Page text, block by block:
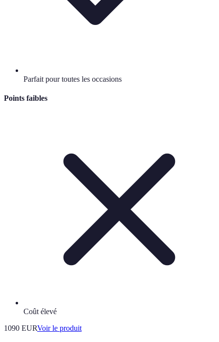
Parfait pour toutes les occasions
Points faibles
Coût élevé
1090 EURVoir le produit